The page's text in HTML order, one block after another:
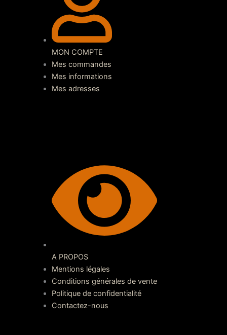
MON COMPTE
Mes commandes
Mes informations
Mes adresses
A PROPOS
Mentions légales
Conditions générales de vente
Politique de confidentialité
Contactez-nous